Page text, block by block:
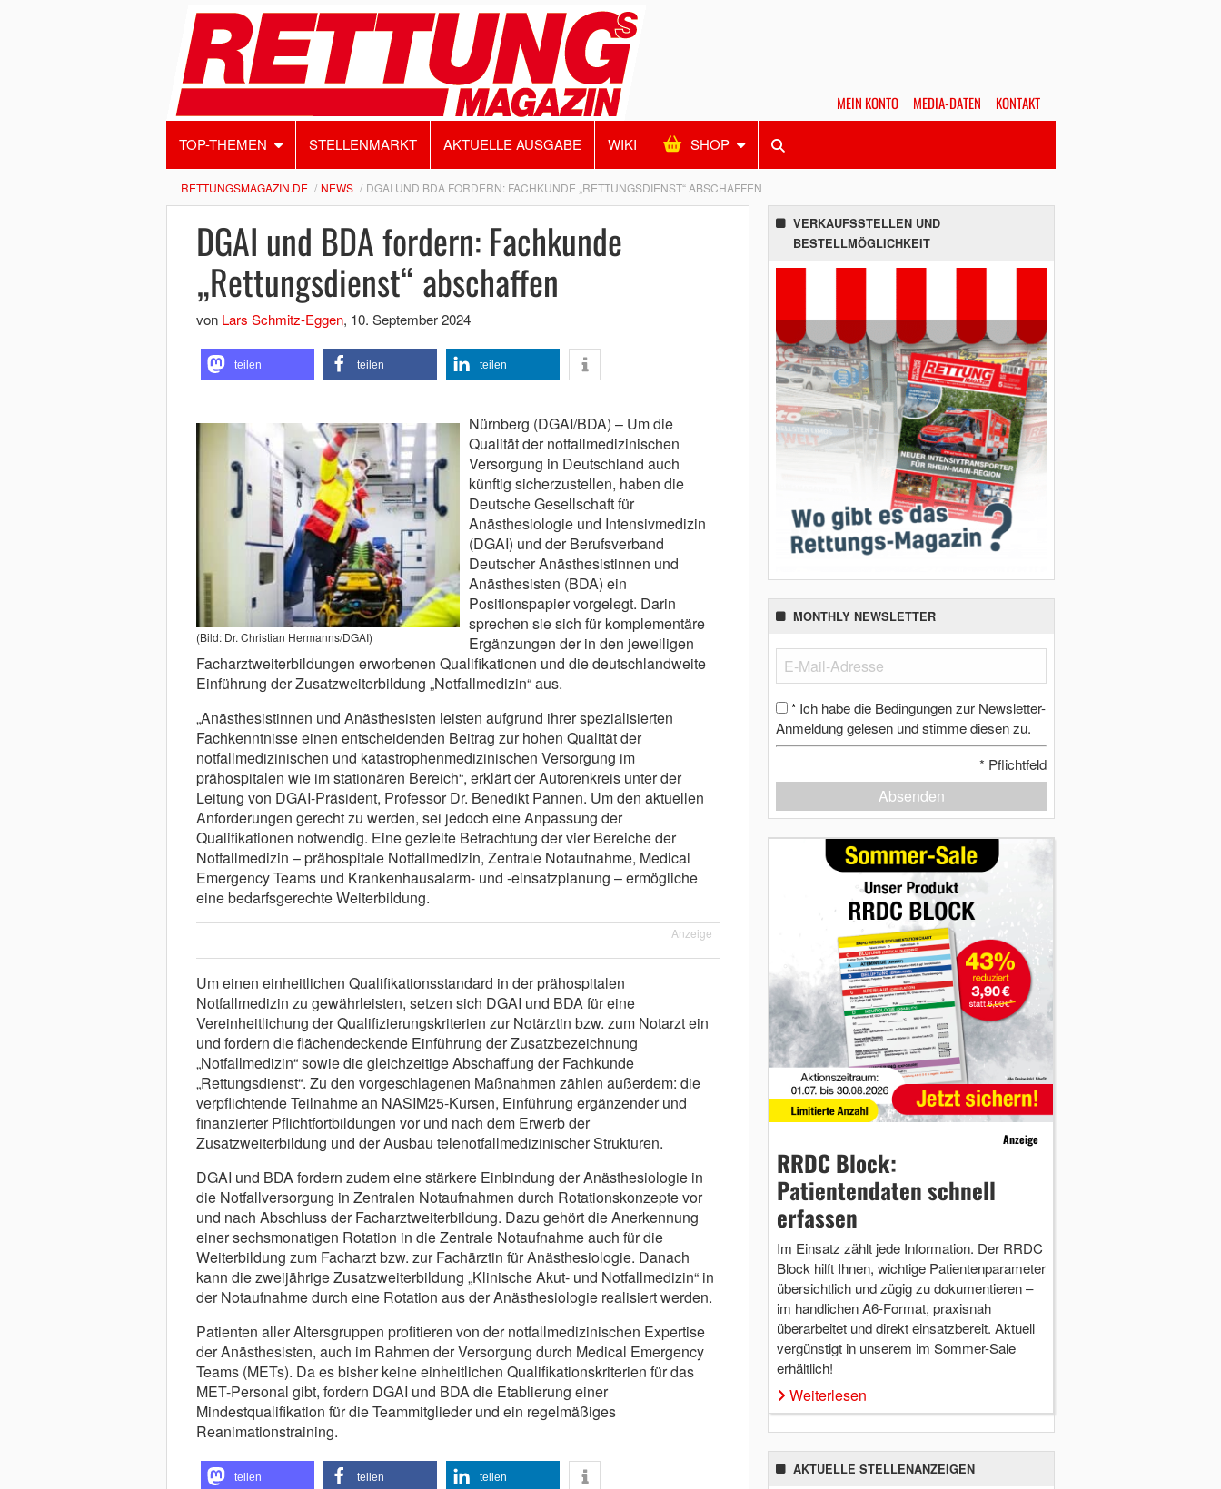
MEIN KONTO MEDIA-DATEN KONTAKT
TOP-THEMEN STELLENMARKT AKTUELLE AUSGABE WIKI SHOP
RETTUNGSMAGAZIN.DE NEWS DGAI UND BDA FORDERN: FACHKUNDE „RETTUNGSDIENST“ ABSCHAFFEN
DGAI und BDA fordern: Fachkunde
„Rettungsdienst“ abschaffen
von Lars Schmitz-Eggen, 10. September 2024
teilen teilen teilen
(Bild: Dr. Christian Hermanns/DGAI)
Nürnberg (DGAI/BDA) – Um die
Qualität der notfallmedizinischen
Versorgung in Deutschland auch
künftig sicherzustellen, haben die
Deutsche Gesellschaft für
Anästhesiologie und Intensivmedizin
(DGAI) und der Berufsverband
Deutscher Anästhesistinnen und
Anästhesisten (BDA) ein
Positionspapier vorgelegt. Darin
sprechen sie sich für komplementäre
Ergänzungen der in den jeweiligen
Facharztweiterbildungen erworbenen Qualifikationen und die deutschlandweite
Einführung der Zusatzweiterbildung „Notfallmedizin“ aus.
„Anästhesistinnen und Anästhesisten leisten aufgrund ihrer spezialisierten
Fachkenntnisse einen entscheidenden Beitrag zur hohen Qualität der
notfallmedizinischen und katastrophenmedizinischen Versorgung im
prähospitalen wie im stationären Bereich“, erklärt der Autorenkreis unter der
Leitung von DGAI-Präsident, Professor Dr. Benedikt Pannen. Um den aktuellen
Anforderungen gerecht zu werden, sei jedoch eine Anpassung der
Qualifikationen notwendig. Eine gezielte Betrachtung der vier Bereiche der
Notfallmedizin – prähospitale Notfallmedizin, Zentrale Notaufnahme, Medical
Emergency Teams und Krankenhausalarm- und -einsatzplanung – ermögliche
eine bedarfsgerechte Weiterbildung.
Anzeige
Um einen einheitlichen Qualifikationsstandard in der prähospitalen
Notfallmedizin zu gewährleisten, setzen sich DGAI und BDA für eine
Vereinheitlichung der Qualifizierungskriterien zur Notärztin bzw. zum Notarzt ein
und fordern die flächendeckende Einführung der Zusatzbezeichnung
„Notfallmedizin“ sowie die gleichzeitige Abschaffung der Fachkunde
„Rettungsdienst“. Zu den vorgeschlagenen Maßnahmen zählen außerdem: die
verpflichtende Teilnahme an NASIM25-Kursen, Einführung ergänzender und
finanzierter Pflichtfortbildungen vor und nach dem Erwerb der
Zusatzweiterbildung und der Ausbau telenotfallmedizinischer Strukturen.
DGAI und BDA fordern zudem eine stärkere Einbindung der Anästhesiologie in
die Notfallversorgung in Zentralen Notaufnahmen durch Rotationskonzepte vor
und nach Abschluss der Facharztweiterbildung. Dazu gehört die Anerkennung
einer sechsmonatigen Rotation in die Zentrale Notaufnahme auch für die
Weiterbildung zum Facharzt bzw. zur Fachärztin für Anästhesiologie. Danach
kann die zweijährige Zusatzweiterbildung „Klinische Akut- und Notfallmedizin“ in
der Notaufnahme durch eine Rotation aus der Anästhesiologie realisiert werden.
Patienten aller Altersgruppen profitieren von der notfallmedizinischen Expertise
der Anästhesisten, auch im Rahmen der Versorgung durch Medical Emergency
Teams (METs). Da es bisher keine einheitlichen Qualifikationskriterien für das
MET-Personal gibt, fordern DGAI und BDA die Etablierung einer
Mindestqualifikation für die Teammitglieder und ein regelmäßiges
Reanimationstraining.
teilen teilen teilen
VERKAUFSSTELLEN UND
BESTELLMÖGLICHKEIT
MONTHLY NEWSLETTER
* Ich habe die Bedingungen zur Newsletter-
Anmeldung gelesen und stimme diesen zu.
* Pflichtfeld
Absenden
Anzeige
RRDC Block:
Patientendaten schnell
erfassen
Im Einsatz zählt jede Information. Der RRDC
Block hilft Ihnen, wichtige Patientenparameter
übersichtlich und zügig zu dokumentieren –
im handlichen A6-Format, praxisnah
überarbeitet und direkt einsatzbereit. Aktuell
vergünstigt in unserem im Sommer-Sale
erhältlich!
Weiterlesen
AKTUELLE STELLENANZEIGEN